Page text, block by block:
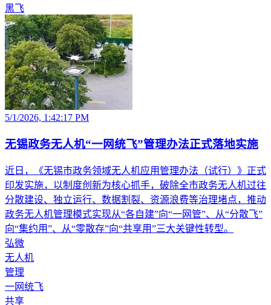
黑飞
5/1/2026, 1:42:17 PM
无锡政务无人机“一网统飞”管理办法正式落地实施
近日，《无锡市政务领域无人机应用管理办法（试行）》正式
印发实施，以制度创新为核心抓手，破除全市政务无人机过往
分散建设、独立运行、数据割裂、资源浪费等治理堵点，推动
政务无人机管理模式实现从“各自建”向“一网管”、从“分散飞”
向“集约用”、从“零散存”向“共享用”三大关键性转型。
弘微
无人机
管理
一网统飞
共享